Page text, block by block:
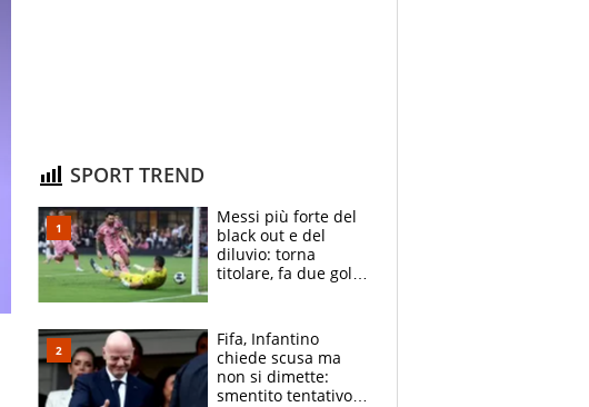
SPORT TREND
Messi più forte del
black out e del
diluvio: torna
titolare, fa due gol e
che ritiro
Fifa, Infantino
chiede scusa ma
non si dimette:
smentito tentativo di